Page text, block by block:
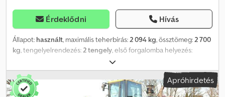
Érdeklődni Hívás
Állapot: használt, maximális teherbírás:2 094 kg, össztömeg:2 700
kg, tengelyelrendezés:2 tengely, első forgalomba helyezés:
4 000 mm, rakodótér szélesség:
raktérmagasság:350 mm, teljes szélesség:1 960 mm, teljes
magasság:
, A12 GW26NG000301 Crsdpfx Amsym Igwjzsf
Magasrakteres tandem pótkocsi, gyártó: STEMA, típus: SySTEMA
Apróhirdetés